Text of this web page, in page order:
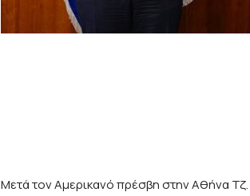
Μετά τον Αμερικανό πρέσβη στην Αθήνα